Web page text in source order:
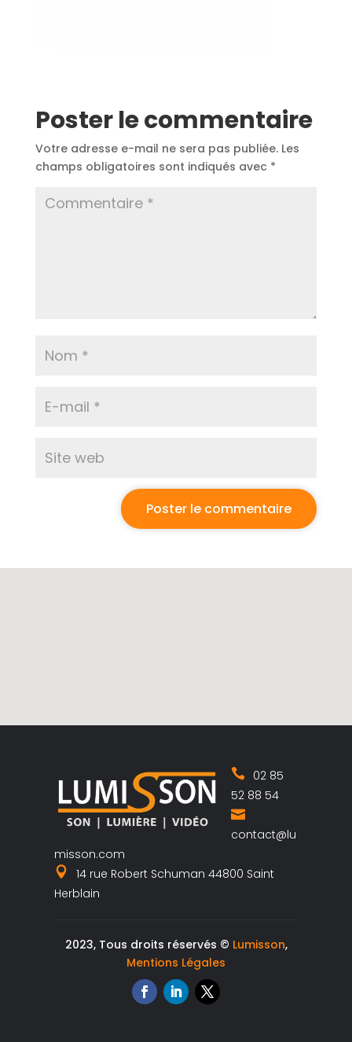
Poster le commentaire
Votre adresse e-mail ne sera pas publiée. Les
champs obligatoires sont indiqués avec *
02 85
52 88 54
contact@lu
misson.com
14 rue Robert Schuman 44800 Saint
Herblain
2023, Tous droits réservés © Lumisson,
Mentions Légales